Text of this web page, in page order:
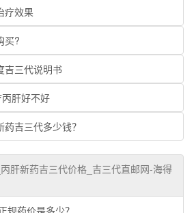
疗效果
买?
吉三代说明书
肝好不好
吉三代多少钱？
肝新药吉三代价格_吉三代直邮网-海得
规药价是多少？